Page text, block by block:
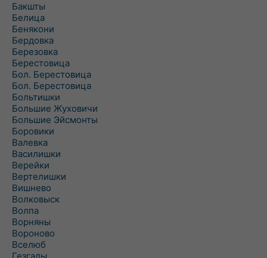
Бакшты
Белица
Бенякони
Бердовка
Березовка
Берестовица
Бол. Берестовица
Бол. Берестовица
Больтишки
Большие Жуховичи
Большие Эйсмонты
Боровики
Валевка
Василишки
Верейки
Вертелишки
Вишнево
Волковыск
Волпа
Ворняны
Вороново
Вселюб